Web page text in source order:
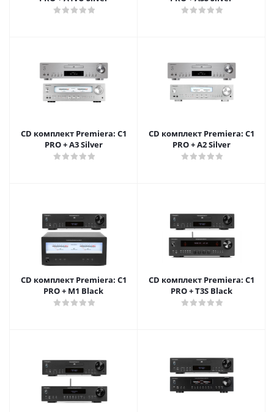
CD комплект Premiera: C1
PRO + A3 Silver
CD комплект Premiera: C1
PRO + A2 Silver
CD комплект Premiera: C1
PRO + M1 Black
CD комплект Premiera: C1
PRO + T3S Black